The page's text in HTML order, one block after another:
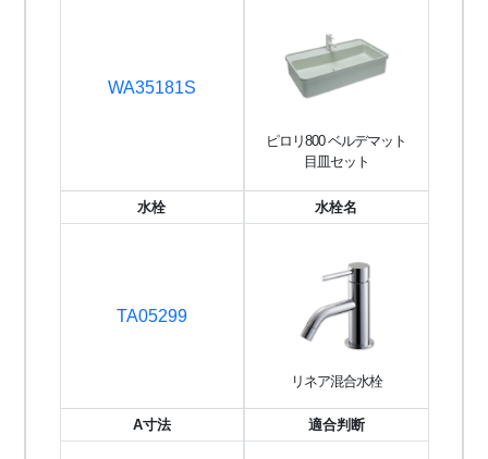
WA35181S
ピロリ800 ベルデマット
目皿セット
水栓
TA05299
水栓名
リネア混合水栓
A寸法 適合判断